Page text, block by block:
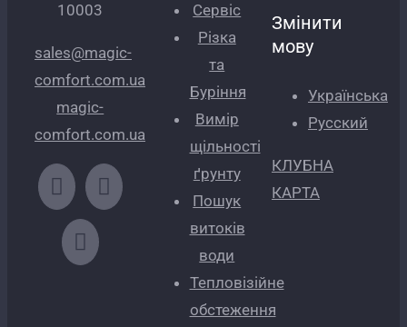
10003
sales@magic-
comfort.com.ua
magic-
comfort.com.ua
Сервіс
Різка
та
Буріння
Вимір
щільності
ґрунту
Пошук
витоків
води
Тепловізійне
обстеження
Змінити
мову
Українська
Русский
КЛУБНА
КАРТА